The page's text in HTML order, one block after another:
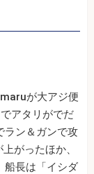
が大アジ便
アタリがでだ
ラン＆ガンで攻
がったほか、
船長は「イシダ